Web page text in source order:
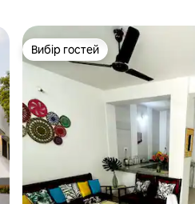
Вибір гостей
Вибір гостей